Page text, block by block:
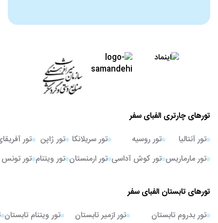
تورهای چارتری الفبای سفر
تور آنتالیا
تور مارماریس
تور روسیه
تور کوش آداسی
تور سریلانکا
تور ارمنستان
تور ژاپن
تور ویتنام
تور
تور تونس
تورهای تابستان الفبای سفر
تور بدروم تابستان
تور ازمیر تابستان
تور ویتنام تابستان